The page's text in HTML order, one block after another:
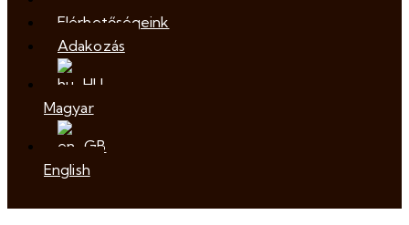
Elérhetőségeink
Adakozás
Magyar
English